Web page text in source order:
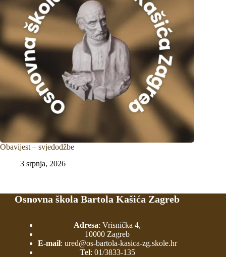
Obavijest – svjedodžbe
3 srpnja, 2026
Osnovna škola Bartola Kašića Zagreb
Adresa: Vrisnička 4,
10000 Zagreb
E-mail: ured@os-bartola-kasica-zg.skole.hr
Tel: 01/3833-135